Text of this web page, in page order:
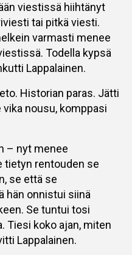
viestissä hiihtänyt
tai pitkä viesti.
varmasti menee
Todella kypsä
Lappalainen.
Historian paras. Jätti
nousu, komppasi
– nyt menee
tietyn rentouden se
se että se
hän onnistui siinä
Se tuntui tosi
Tiesi koko ajan, miten
Lappalainen.